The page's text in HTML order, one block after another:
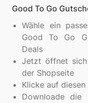
Good To Go
Wähle ein
Good To Go
Deals
Jetzt öffnet
der Shopseite
Klicke auf diesen
Downloade